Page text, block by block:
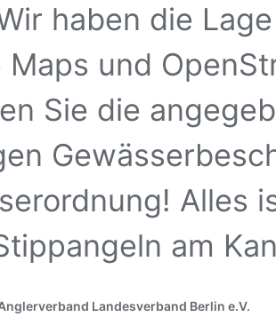
haben die
Maps und
Sie die
Alles
am
Landesverband Berlin e.V.